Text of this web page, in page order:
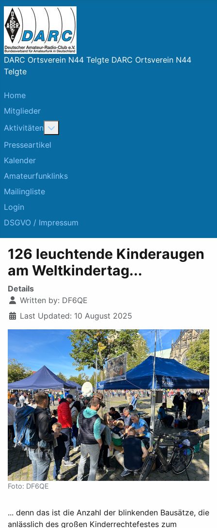
DARC Ortsverein N44 Telgte DARC Ortsverein N44
Telgte
Home
Mitglieder
Aktivitäten
Presseartikel
Kalender
Amateurfunklinks
Mailingliste
Login
DSGVO / Impressum
126 leuchtende Kinderaugen
am Weltkindertag...
Details
Written by: DF6QE
Last Updated: 10 August 2025
Foto: DF6QE
... denn das ist die Anzahl der blinkenden Bausätze, die
anlässlich des großen Kinderrechtefestes zum